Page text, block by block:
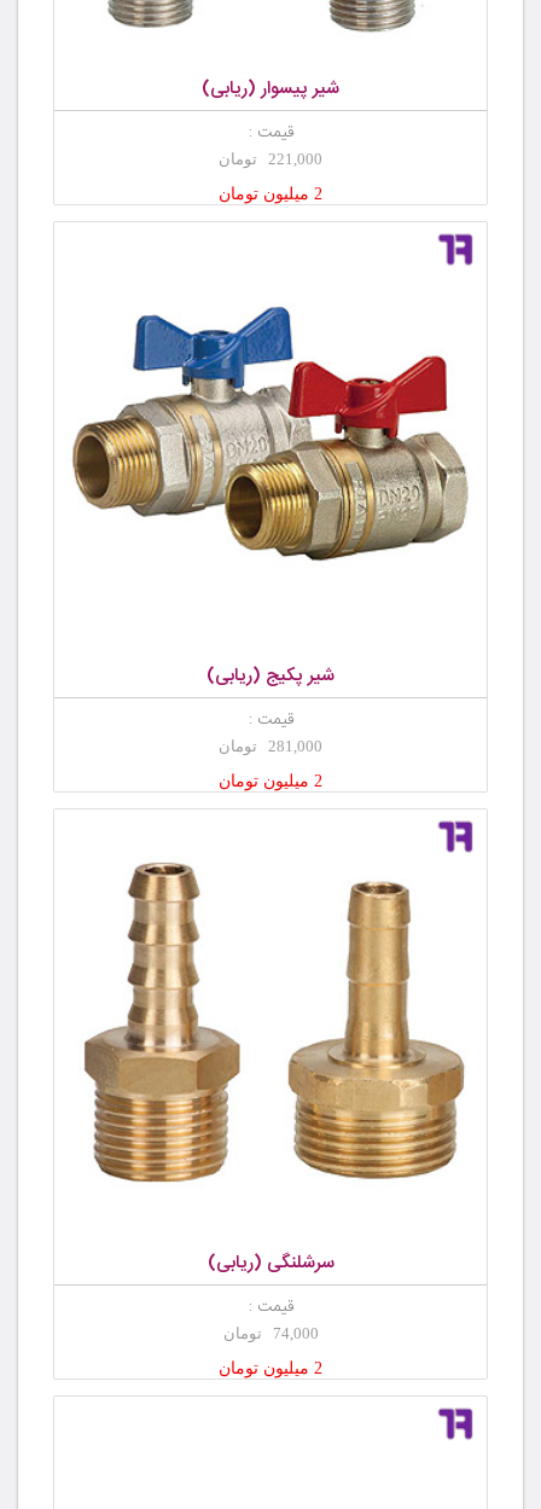
شیر پیسوار (ریابی)
قیمت :
221,000 تومان
2 میلیون تومان
شیر پکیج (ریابی)
قیمت :
281,000 تومان
2 میلیون تومان
سرشلنگی (ریابی)
قیمت :
74,000 تومان
2 میلیون تومان